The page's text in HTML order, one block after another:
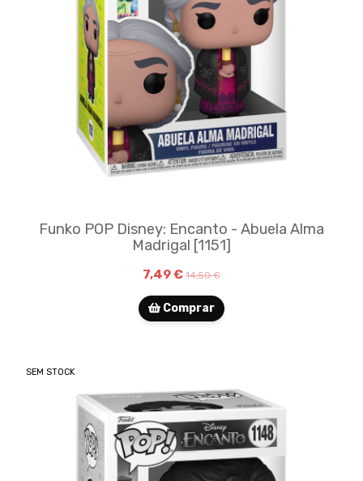
Funko POP Disney: Encanto - Abuela Alma
Madrigal [1151]
7,49 € 14,50 €
Comprar
SEM STOCK